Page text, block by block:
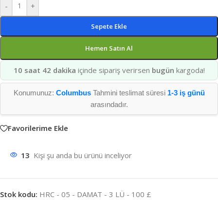
-
+
Sepete Ekle
Hemen Satın Al
10 saat 42 dakika içinde sipariş verirsen bugün kargoda!
Konumunuz: ColumbusTahmini teslimat süresi 1-3 iş günü
arasındadır.
Favorilerime Ekle
13 Kişi şu anda bu ürünü inceliyor
Stok kodu: HRC - 05 - DAMAT - 3 LÜ - 100 £